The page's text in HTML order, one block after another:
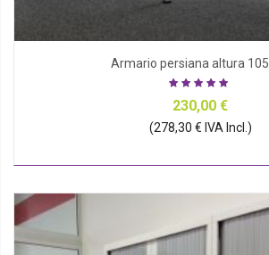
Armario persiana altura
230,00 €
(278,30 € IVA Incl.)